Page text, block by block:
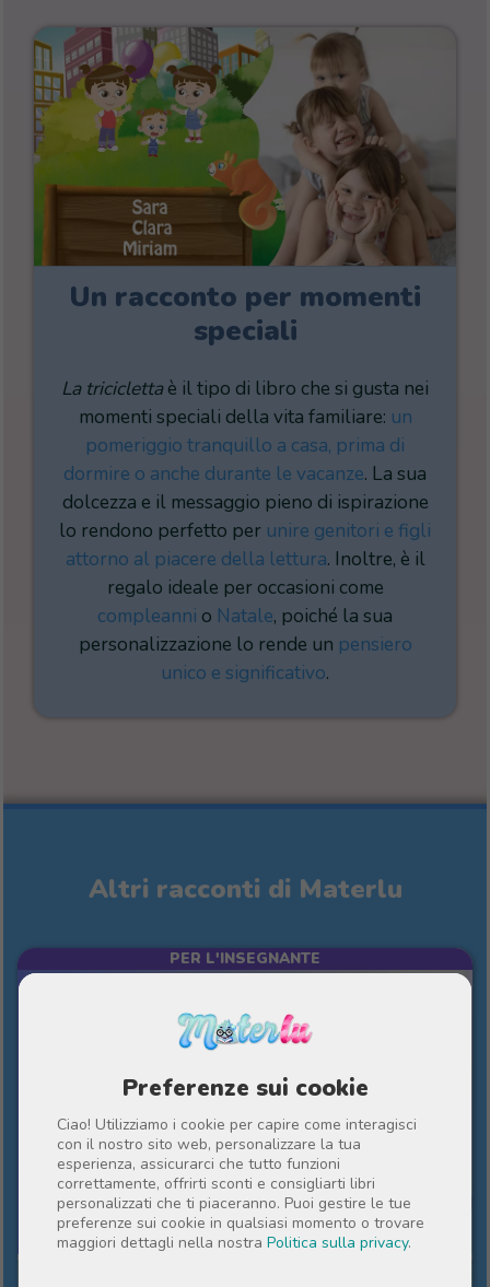
Preferenze sui cookie
Ciao! Utilizziamo i cookie per capire come interagisci
con il nostro sito web, personalizzare la tua
esperienza, assicurarci che tutto funzioni
correttamente, offrirti sconti e consigliarti libri
personalizzati che ti piaceranno. Puoi gestire le tue
preferenze sui cookie in qualsiasi momento o trovare
maggiori dettagli nella nostra Politica sulla privacy.
Un racconto per momenti
speciali
La triciclettaè il tipo di libro che si gusta nei
momenti speciali della vita familiare: un
pomeriggio tranquillo a casa, prima di
dormire o anche durante le vacanze. La sua
dolcezza e il messaggio pieno di ispirazione
lo rendono perfetto per unire genitori e figli
attorno al piacere della lettura. Inoltre, è il
regalo ideale per occasioni come
compleanni o Natale, poiché la sua
personalizzazione lo rende un pensiero
unico e significativo.
Altri racconti di Materlu
CHF 41
CHF36.90
PER L'INSEGNANTE